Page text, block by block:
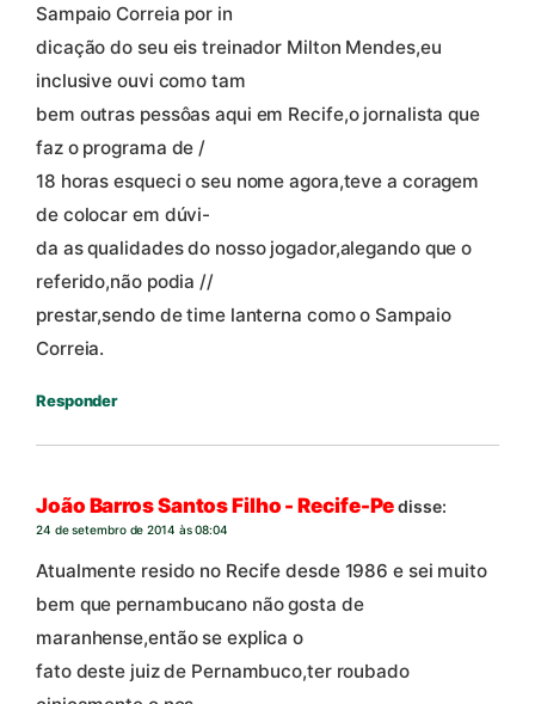
Sampaio Correia por in
dicação do seu eis treinador Milton Mendes,eu
inclusive ouvi como tam
bem outras pessôas aqui em Recife,o jornalista que
faz o programa de /
18 horas esqueci o seu nome agora,teve a coragem
de colocar em dúvi-
da as qualidades do nosso jogador,alegando que o
referido,não podia //
prestar,sendo de time lanterna como o Sampaio
Correia.
Responder
João Barros Santos Filho - Recife-Pedisse:
24 de setembro de 2014 às 08:04
Atualmente resido no Recife desde 1986 e sei muito
bem que pernambucano não gosta de
maranhense,então se explica o
fato deste juiz de Pernambuco,ter roubado